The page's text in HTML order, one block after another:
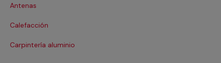
Antenas
Calefacción
Carpintería aluminio